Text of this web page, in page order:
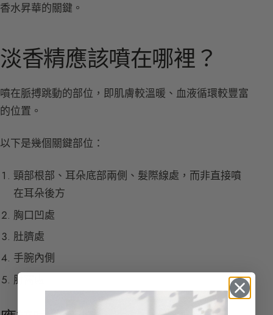
香水昇華的關鍵。
淡香精應該噴在哪裡？
噴在脈搏跳動的部位，即肌膚較溫暖、血液循環較豐富
的位置。
以下是幾個關鍵部位：
頸部根部、耳朵底部兩側、髮際線處，而非直接噴
在耳朵後方
胸口凹處
肚臍處
手腕內側
肘窩處